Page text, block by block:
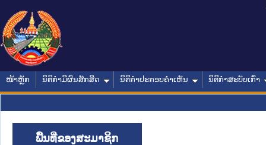
ໜ້າຫຼັກ ນິຕິກໍາມີຜົນສັກສິດ ນິຕິກໍາປະກອບຄໍາເຫັນ ນິຕິກໍາສະບັບເກົ່າ
ພື້ນທີ່ຂອງສະມາຊິກ